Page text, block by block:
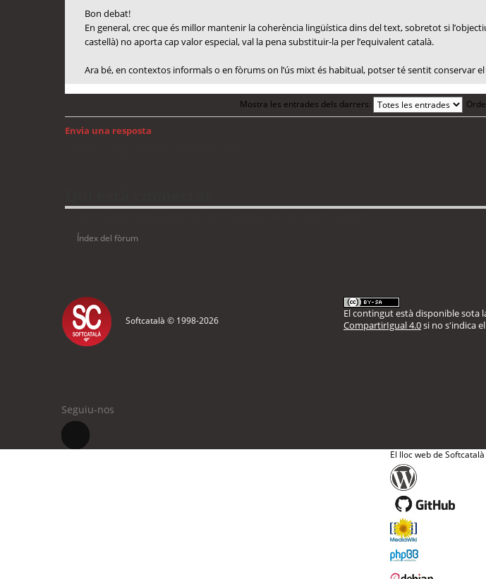
Bon debat!
En general, crec que és millor mantenir la coherència lingüística dins del text, sobretot si
castellà) no aporta cap valor especial, val la pena substituir-la per l’equivalent català.
Ara bé, en contextos informals o en fòrums on l’ús mixt és habitual, potser té sentit conservar
Mostra les entrades dels darrers:
Envia una resposta
Índex del fòrum
Softcatalà © 1998-2026
El contingut està disponible sota
CompartirIgual 4.0si no s'indica
Seguiu-nos
El lloc web de